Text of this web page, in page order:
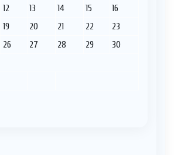
12 13 14 15
16
19 20 21 22
23
26 27 28 29
30